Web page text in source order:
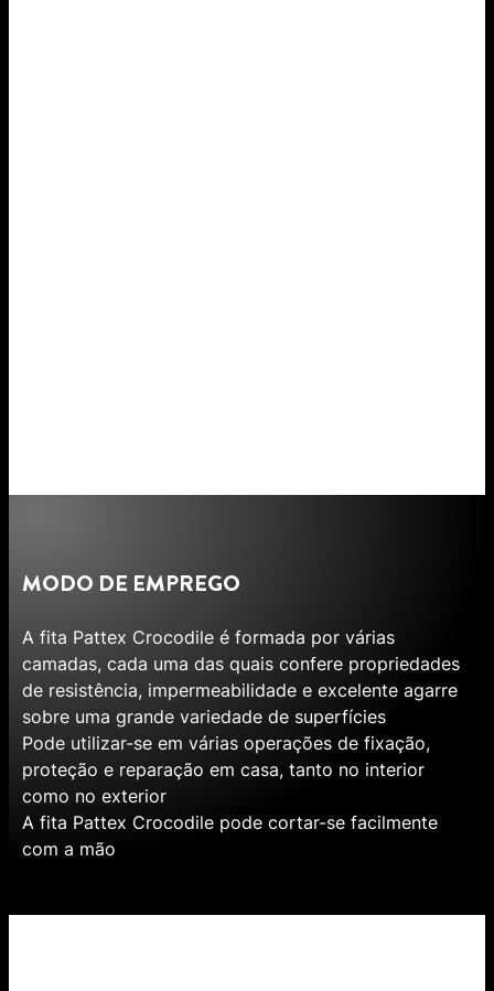
MODO DE EMPREGO
A fita Pattex Crocodile é formada por várias
camadas, cada uma das quais confere propriedades
de resistência, impermeabilidade e excelente agarre
sobre uma grande variedade de superfícies
Pode utilizar-se em várias operações de fixação,
proteção e reparação em casa, tanto no interior
como no exterior
A fita Pattex Crocodile pode cortar-se facilmente
com a mão